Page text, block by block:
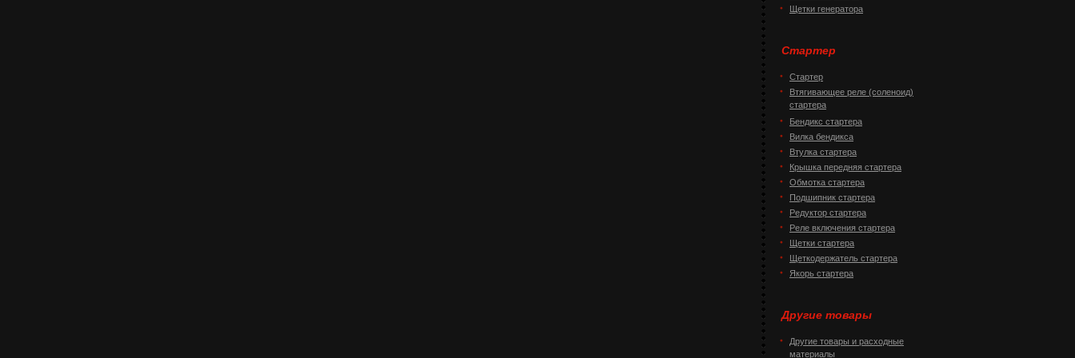
Щетки генератора
Стартер
Стартер
Втягивающее реле (соленоид)
стартера
Бендикс стартера
Вилка бендикса
Втулка стартера
Крышка передняя стартера
Обмотка стартера
Подшипник стартера
Редуктор стартера
Реле включения стартера
Щетки стартера
Щеткодержатель стартера
Якорь стартера
Другие товары
Другие товары и расходные